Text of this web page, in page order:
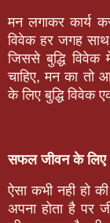
मन लगाकर कार्य
विवेक हर जगह
जिससे बुद्धि विवेक
चाहिए, मन का तो
के लिए बुद्धि विवेक
सफल जीवन के लिए
ऐसा कभी नही हो
अपना होता है पर